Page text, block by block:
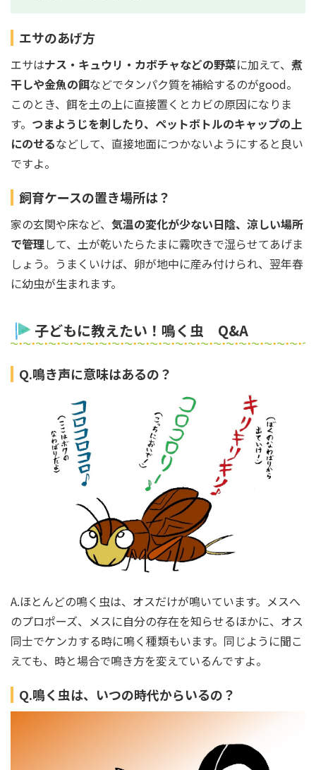
エサのあげ方
エサはナス・キュウリ・カボチャなどの野菜に加えて、 煮
干しや金魚の餌などでタンパク質を補給するのがgood。
このとき、餌を土の上に直接置くとカビの原因になりま
す。 つまようじを刺したり、ペットボトルのキャップの上
にのせるなどして、直接地面につかないようにすると良い
ですよ。
飼育ケースの置き場所は？
家の玄関や床など、 気温の変化が少ない日陰、涼しい場所
で管理して、土が乾いたらたまに霧吹きで湿らせてあげま
しょう。うまくいけば、卵が地中に産み付けられ、翌年春
に幼虫が生まれます。
子どもに教えたい！鳴く虫 Q&A
Q.鳴き声に意味はあるの？
A.ほとんどの鳴く虫は、オスだけが鳴いています。メスへ
のプロポーズ、メスに自分の存在を知らせるほかに、オス
同士でケンカする時に鳴く種類もいます。同じように聞こ
えても、時と場合で鳴き方を変えているんですよ。
Q.鳴く虫は、いつの時代からいるの？